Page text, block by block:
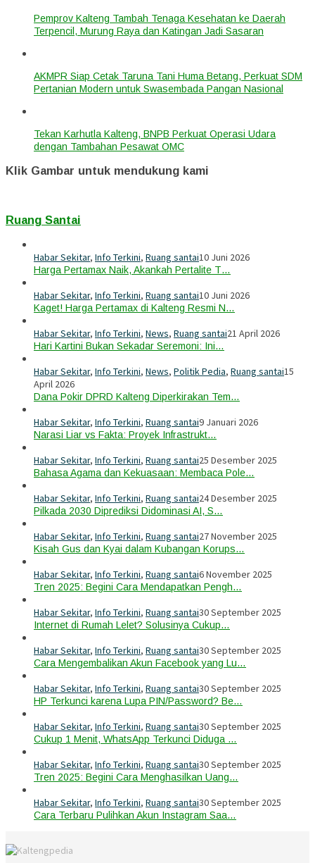
Pemprov Kalteng Tambah Tenaga Kesehatan ke Daerah
Terpencil, Murung Raya dan Katingan Jadi Sasaran
AKMPR Siap Cetak Taruna Tani Huma Betang, Perkuat SDM
Pertanian Modern untuk Swasembada Pangan Nasional
Tekan Karhutla Kalteng, BNPB Perkuat Operasi Udara
dengan Tambahan Pesawat OMC
Klik Gambar untuk mendukung kami
Ruang Santai
Habar Sekitar, Info Terkini, Ruang santai10 Juni 2026
Harga Pertamax Naik, Akankah Pertalite T…
Habar Sekitar, Info Terkini, Ruang santai10 Juni 2026
Kaget! Harga Pertamax di Kalteng Resmi N…
Habar Sekitar, Info Terkini, News, Ruang santai21 April 2026
Hari Kartini Bukan Sekadar Seremoni: Ini…
Habar Sekitar, Info Terkini, News, Politik Pedia, Ruang santai15
April 2026
Dana Pokir DPRD Kalteng Diperkirakan Tem…
Habar Sekitar, Info Terkini, Ruang santai9 Januari 2026
Narasi Liar vs Fakta: Proyek Infrastrukt…
Habar Sekitar, Info Terkini, Ruang santai25 Desember 2025
Bahasa Agama dan Kekuasaan: Membaca Pole…
Habar Sekitar, Info Terkini, Ruang santai24 Desember 2025
Pilkada 2030 Diprediksi Didominasi AI, S…
Habar Sekitar, Info Terkini, Ruang santai27 November 2025
Kisah Gus dan Kyai dalam Kubangan Korups…
Habar Sekitar, Info Terkini, Ruang santai6 November 2025
Tren 2025: Begini Cara Mendapatkan Pengh…
Habar Sekitar, Info Terkini, Ruang santai30 September 2025
Internet di Rumah Lelet? Solusinya Cukup…
Habar Sekitar, Info Terkini, Ruang santai30 September 2025
Cara Mengembalikan Akun Facebook yang Lu…
Habar Sekitar, Info Terkini, Ruang santai30 September 2025
HP Terkunci karena Lupa PIN/Password? Be…
Habar Sekitar, Info Terkini, Ruang santai30 September 2025
Cukup 1 Menit, WhatsApp Terkunci Diduga …
Habar Sekitar, Info Terkini, Ruang santai30 September 2025
Tren 2025: Begini Cara Menghasilkan Uang…
Habar Sekitar, Info Terkini, Ruang santai30 September 2025
Cara Terbaru Pulihkan Akun Instagram Saa…